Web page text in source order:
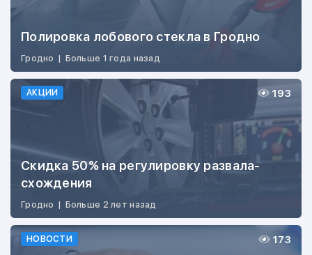
Полировка лобового стекла в Гродно
Гродно | Больше 1 года назад
АКЦИИ
Скидка 50% на регулировку развала-
схождения
Гродно | Больше 2 лет назад
193
НОВОСТИ 173